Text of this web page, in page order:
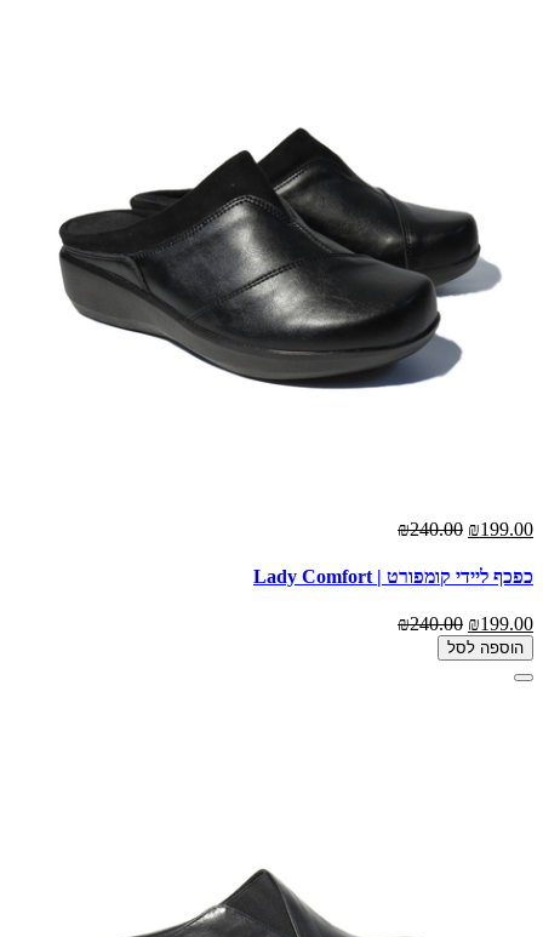
₪199.00
₪240.00
כפכף ליידי קומפורט | Lady Comfort
₪199.00
₪240.00
הוספה לסל